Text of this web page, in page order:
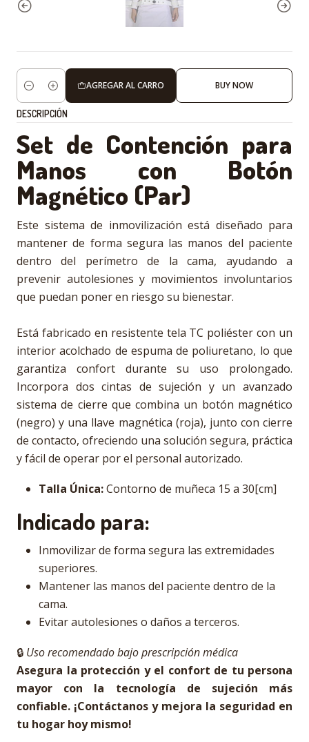
Cantidad
AGREGAR AL CARRO BUY NOW
DESCRIPCIÓN
Set de Contención para
Manos con Botón
Magnético (Par)
Este sistema de inmovilización está diseñado para
mantener de forma segura las manos del paciente
dentro del perímetro de la cama, ayudando a
prevenir autolesiones y movimientos involuntarios
que puedan poner en riesgo su bienestar.
Está fabricado en resistente tela TC poliéster con un
interior acolchado de espuma de poliuretano, lo que
garantiza confort durante su uso prolongado.
Incorpora dos cintas de sujeción y un avanzado
sistema de cierre que combina un botón magnético
(negro) y una llave magnética (roja), junto con cierre
de contacto, ofreciendo una solución segura, práctica
y fácil de operar por el personal autorizado.
Talla Única:Contorno de muñeca 15 a 30[cm]
Indicado para:
Inmovilizar de forma segura las extremidades
superiores.
Mantener las manos del paciente dentro de la
cama.
Evitar autolesiones o daños a terceros.
🔒 Uso recomendado bajo prescripción médica
Asegura la protección y el confort de tu persona
mayor con la tecnología de sujeción más
confiable. ¡Contáctanos y mejora la seguridad en
tu hogar hoy mismo!